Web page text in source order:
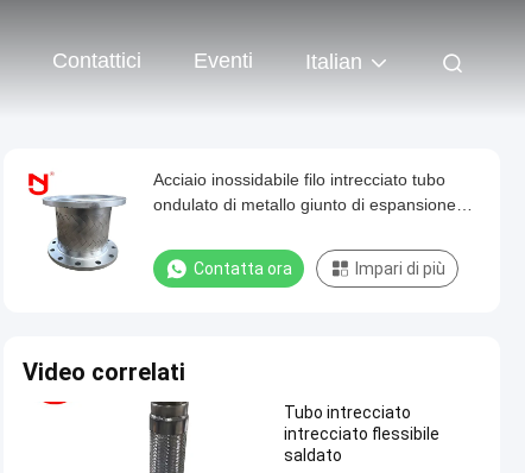
Contattici Eventi Italian
Acciaio inossidabile filo intrecciato tubo
ondulato di metallo giunto di espansione
Contatta ora Impari di più
Video correlati
Tubo intrecciato
intrecciato flessibile
saldato